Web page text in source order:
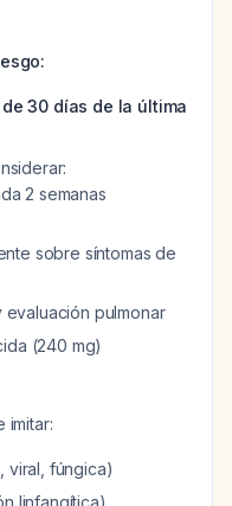
30 días de la última
2 semanas
sobre síntomas de
evaluación pulmonar
(240 mg)
imitar:
viral, fúngica)
linfangítica)